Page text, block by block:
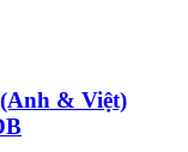
& Việt)